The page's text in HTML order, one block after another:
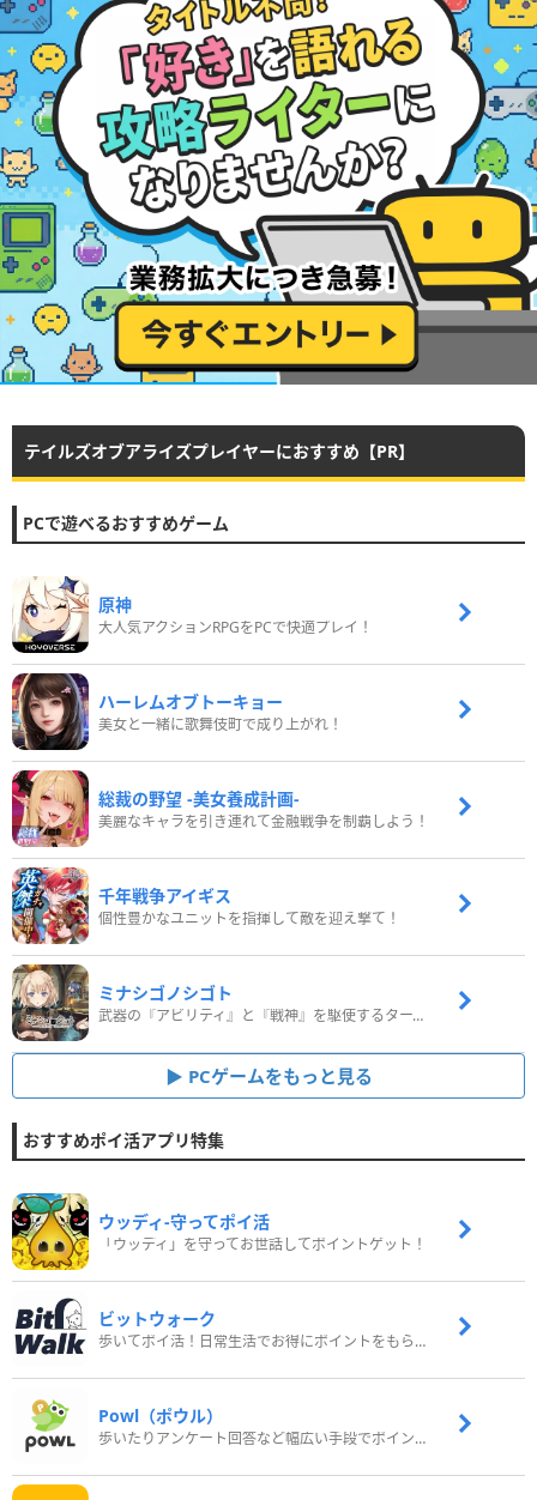
テイルズオブアライズプレイヤーにおすすめ【PR】
PCで遊べるおすすめゲーム
原神
大人気アクションRPGをPCで快適プレイ！
ハーレムオブトーキョー
美女と一緒に歌舞伎町で成り上がれ！
総裁の野望 -美女養成計画-
美麗なキャラを引き連れて金融戦争を制覇しよう！
千年戦争アイギス
個性豊かなユニットを指揮して敵を迎え撃て！
ミナシゴノシゴト
武器の『アビリティ』と『戦神』を駆使するターン制コマンドバトルRPG！
PCゲームをもっと見る
おすすめポイ活アプリ特集
ウッディ‐守ってポイ活
「ウッディ」を守ってお世話してポイントゲット！
ビットウォーク
歩いてポイ活！日常生活でお得にポイントをもらおう
Powl（ポウル）
歩いたりアンケート回答など幅広い手段でポイントをゲット